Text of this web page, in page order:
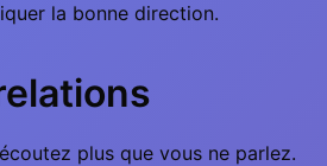
la bonne direction.
plus que vous ne parlez.